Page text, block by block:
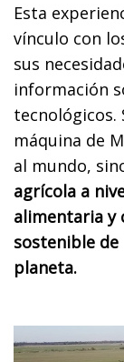
Esta
vínculo con
sus
información
tecnológicos.
máquina de
al mundo,
agrícola a
alimentaria y
sostenible
planeta.